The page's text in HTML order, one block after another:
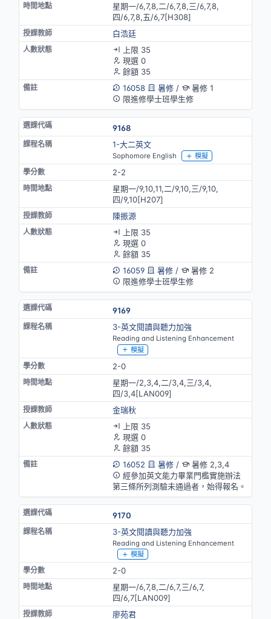
星期一/6,7,8,二/6,7,8,三/6,7,8,
四/6,7,8,五/6,7[H308]
白浩廷
上限 35
現選 0
餘額 35
16058
暑修/
暑修 1
限進修學士班學生修
9168
1-大二英文
Sophomore English 模擬
2-2
星期一/9,10,11,二/9,10,三/9,10,
四/9,10[H207]
陳振源
上限 35
現選 0
餘額 35
16059
暑修/
暑修 2
限進修學士班學生修
9169
3-英文閱讀與聽力加強
Reading and Listening Enhancement
模擬
2-0
星期一/2,3,4,二/3,4,三/3,4,
四/3,4[LAN009]
金瑞秋
上限 35
現選 0
餘額 35
16052
暑修/
暑修 2,3,4
經參加英文能力畢業門檻實施辦法
第三條所列測驗未通過者，始得報名。
9170
3-英文閱讀與聽力加強
Reading and Listening Enhancement
模擬
2-0
星期一/6,7,8,二/6,7,三/6,7,
四/6,7[LAN009]
廖苑君